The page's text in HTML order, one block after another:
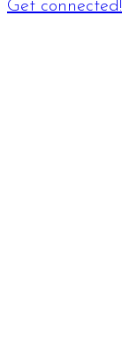
Get connected!